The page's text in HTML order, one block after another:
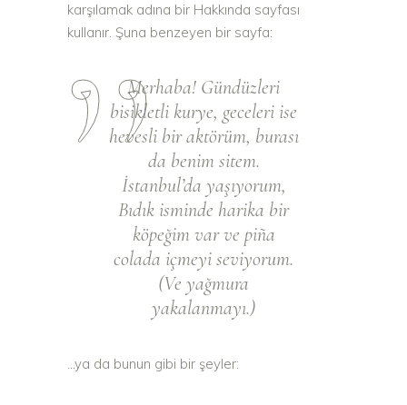
karşılamak adına bir Hakkında sayfası
kullanır. Şuna benzeyen bir sayfa:
Merhaba! Gündüzleri
bisikletli kurye, geceleri ise
hevesli bir aktörüm, burası
da benim sitem.
İstanbul’da yaşıyorum,
Bıdık isminde harika bir
köpeğim var ve piña
colada içmeyi seviyorum.
(Ve yağmura
yakalanmayı.)
…ya da bunun gibi bir şeyler: